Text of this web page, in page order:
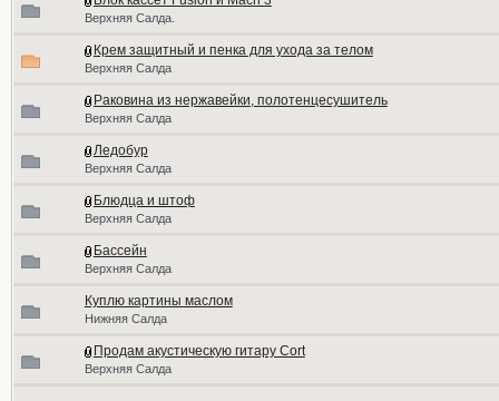
Верхняя Салда.
Крем защитный и пенка для ухода за телом
Верхняя Салда
Раковина из нержавейки, полотенцесушитель
Верхняя Салда
Ледобур
Верхняя Салда
Блюдца и штоф
Верхняя Салда
Бассейн
Верхняя Салда
Куплю картины маслом
Нижняя Салда
Продам акустическую гитару Cort
Верхняя Салда